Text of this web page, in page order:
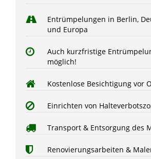
Entrümpelungen in Berlin,
und Europa
Auch kurzfristige
möglich!
Kostenlose Besichtigung vor
Einrichten von
Transport & Entsorgung des
Renovierungsarbeiten &